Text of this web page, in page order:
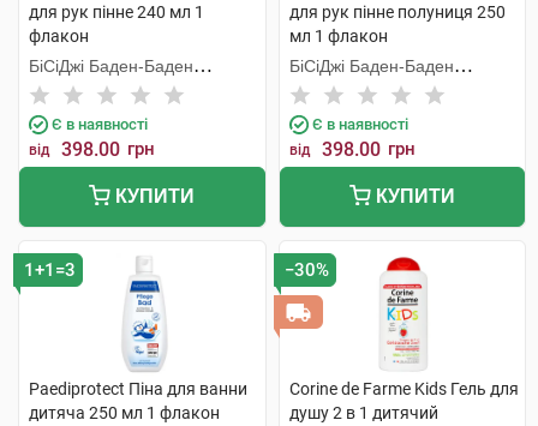
для рук пінне 240 мл 1
флакон
БіСіДжі Баден-Баден
Косметікс Груп Гмбх
Є в наявності
від 398.00 грн
КУПИТИ
для рук пінне полуниця 250
мл 1 флакон
БіСіДжі Баден-Баден
Косметікс Груп Гмбх
Є в наявності
від 398.00 грн
КУПИТИ
1+1=3
Paediprotect Піна для ванни
дитяча 250 мл 1 флакон
−30%
Corine de Farme Kids Гель для
душу 2 в 1 дитячий